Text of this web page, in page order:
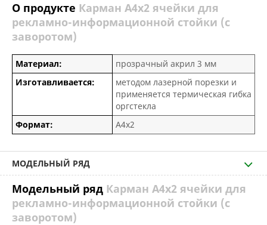
О продукте Карман А4х2 ячейки для
рекламно-информационной стойки (с
заворотом)
Материал:
прозрачный акрил 3 мм
Изготавливается:
методом лазерной порезки и
применяется термическая гибка
оргстекла
Формат:
А4х2
МОДЕЛЬНЫЙ РЯД
Модельный ряд Карман А4х2 ячейки для
рекламно-информационной стойки (с
заворотом)